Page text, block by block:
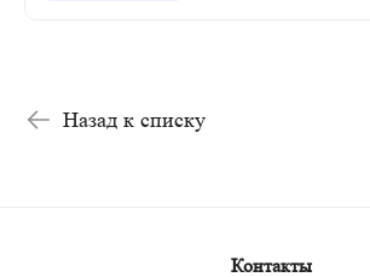
Назад к списку
Контакты